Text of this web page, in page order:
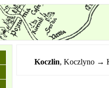
Koczlin, Koczlyno →